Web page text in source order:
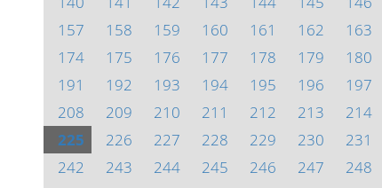
157
158 159 160 161 162 163
174
175 176 177 178 179 180
191
192 193 194 195 196 197
208
209 210 211 212 213 214
225
226 227 228 229 230 231
242
243 244 245 246 247 248